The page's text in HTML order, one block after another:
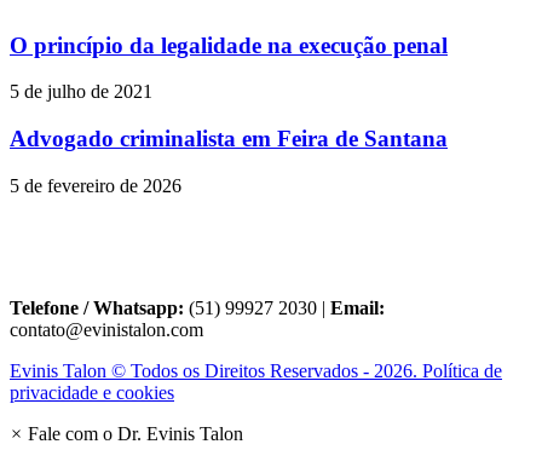
O princípio da legalidade na execução penal
5 de julho de 2021
Advogado criminalista em Feira de Santana
5 de fevereiro de 2026
Telefone / Whatsapp: (51) 99927 2030 | Email:
contato@evinistalon.com
Evinis Talon © Todos os Direitos Reservados - 2026. Política de
privacidade e cookies
× Fale com o Dr. Evinis Talon